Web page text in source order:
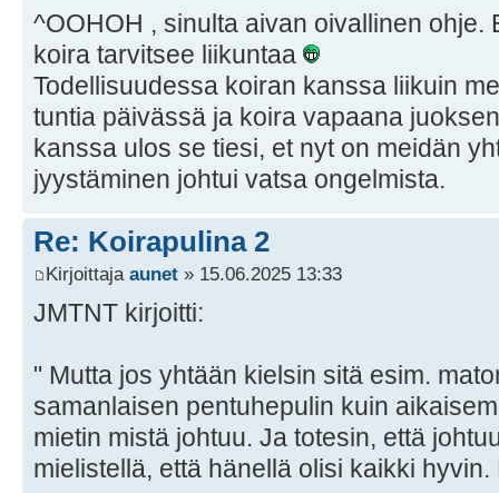
^OOHOH , sinulta aivan oivallinen ohje.
koira tarvitsee liikuntaa
Todellisuudessa koiran kanssa liikuin
tuntia päivässä ja koira vapaana
kanssa ulos se tiesi, et nyt on meidän
jyystäminen johtui vatsa ongelmista.
Re: Koirapulina 2
Kirjoittaja aunet » 15.06.2025 13:33
JMTNT kirjoitti:
" Mutta jos yhtään kielsin sitä esim.
samanlaisen pentuhepulin kuin
mietin mistä johtuu. Ja totesin, että
mielistellä, että hänellä olisi kaikki